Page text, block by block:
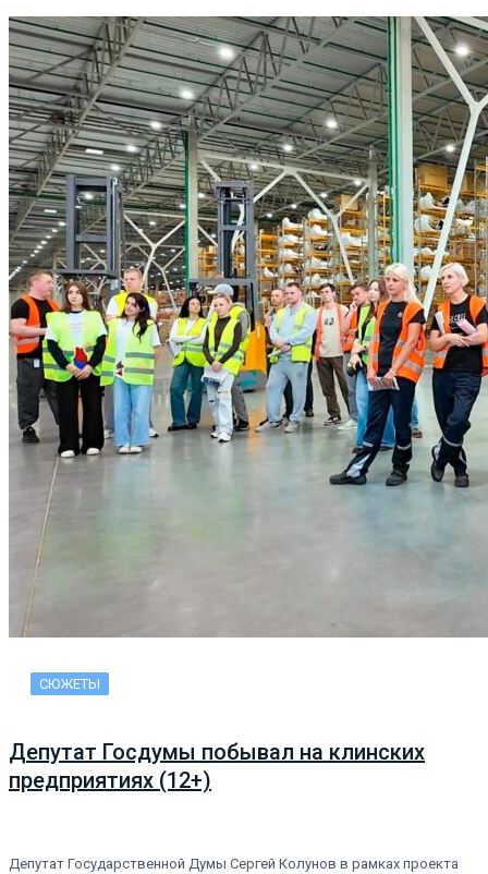
СЮЖЕТЫ
Депутат Госдумы побывал на клинских
предприятиях (12+)
Депутат Государственной Думы Сергей Колунов в рамках проекта